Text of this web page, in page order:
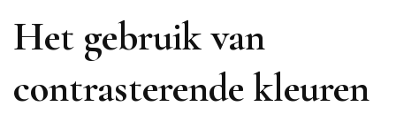
Het gebruik van
contrasterende kleuren